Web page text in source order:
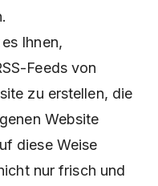
Ihnen,
Feeds von
zu erstellen, die
Website
diese Weise
nur frisch und